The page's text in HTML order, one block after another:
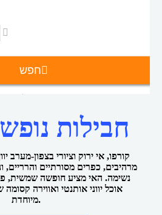
חפש
דילים לקורפו
חבילות
קורפו, אי ירוק וציורי בצפון-מערב
מרהיבים, כפרים מסורתיים והרריים,
נשימה. האי מציע חופשה שמשית,
אוכל יווני אותנטי ואווירה
מיוחדת.